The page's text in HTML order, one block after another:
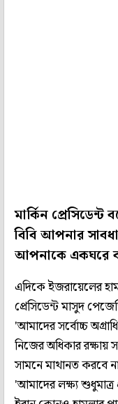
মার্কিন
বিবি আপনার
আপনাকে একঘরে
এদিকে ইজরায়েলের
প্রেসিডেন্ট মাসুদ
'আমাদের সর্বোচ্চ
নিজের অধিকার
সামনে মাথানত করবে
'আমাদের লক্ষ্য